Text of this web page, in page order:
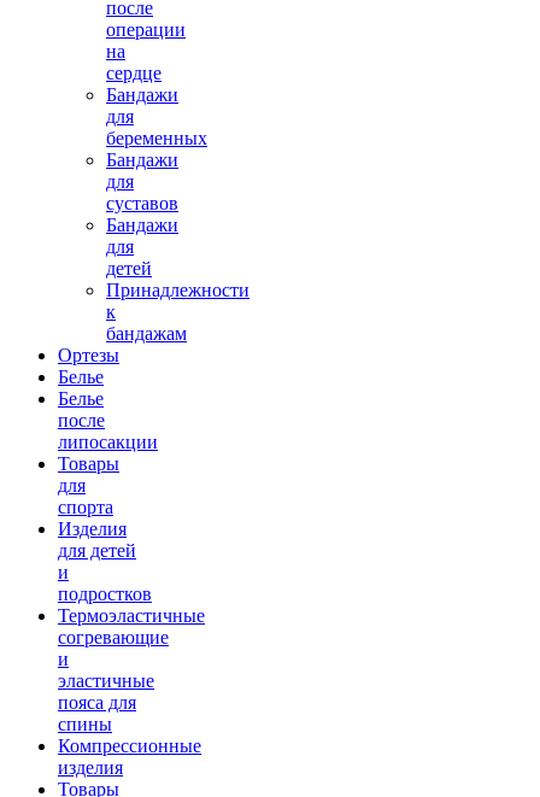
после
операции
на
сердце
Бандажи
для
беременных
Бандажи
для
суставов
Бандажи
для
детей
Принадлежности
к
бандажам
Ортезы
Белье
Белье
после
липосакции
Товары
для
спорта
Изделия
для детей
и
подростков
Термоэластичные
согревающие
и
эластичные
пояса для
спины
Компрессионные
изделия
Товары